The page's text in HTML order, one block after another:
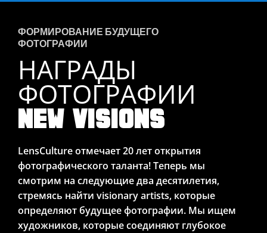
ФОРМИРОВАНИЕ БУДУЩЕГО
ФОТОГРАФИИ
НАГРАДЫ
ФОТОГРАФИИ
NEW VISIONS
LensCulture отмечает 20 лет открытия
фотографического таланта! Теперь мы
смотрим на следующие два десятилетия,
стремясь найти visionary artists, которые
определяют будущее фотографии. Мы ищем
художников, которые соединяют глубокое